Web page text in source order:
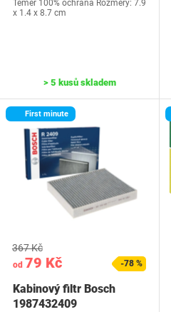
Téměř 100% ochrana Rozměry: 7.9
x 1.4 x 8.7 cm
> 5 kusů skladem
First minute
od 79 Kč
367 Kč
-78 %
Kabinový filtr Bosch
1987432409